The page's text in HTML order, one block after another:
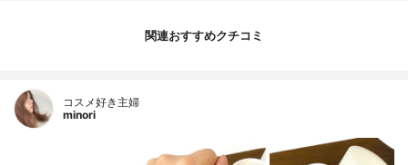
関連おすすめクチコミ
コスメ好き主婦
minori